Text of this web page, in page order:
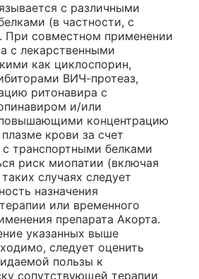
с различными
(в частности, с
При совместном применении
с лекарственными
как циклоспорин,
ВИЧ-протеаз,
ритонавира с
и/или
концентрацию
крови за счет
транспортными белками
риск миопатии (включая
случаях следует
назначения
или временного
препарата Акорта.
указанных выше
следует оценить
пользы к
сопутствующей терапии